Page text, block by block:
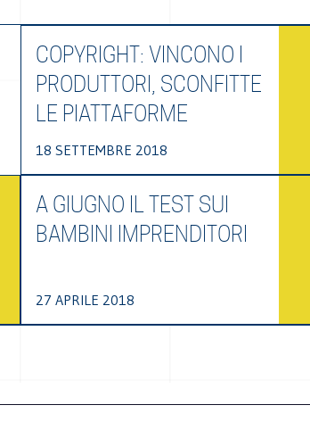
COPYRIGHT: VINCONO I
PRODUTTORI, SCONFITTE
LE PIATTAFORME
18 SETTEMBRE 2018
A GIUGNO IL TEST SUI
BAMBINI IMPRENDITORI
27 APRILE 2018